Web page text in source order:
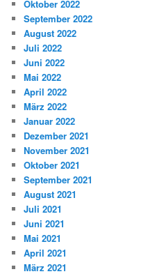
Oktober 2022
September 2022
August 2022
Juli 2022
Juni 2022
Mai 2022
April 2022
März 2022
Januar 2022
Dezember 2021
November 2021
Oktober 2021
September 2021
August 2021
Juli 2021
Juni 2021
Mai 2021
April 2021
März 2021